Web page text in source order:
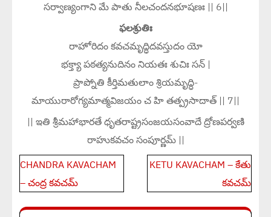
సర్వాణ్యంగాని మే పాతు నీలచందనభూషణః || 6||
ఫలశ్రుతిః
రాహోరిదం కవచమృద్ధిదవస్తుదం యో
భక్త్యా పఠత్యనుదినం నియతః శుచిః సన్ |
ప్రాప్నోతి కీర్తిమతులాం శ్రియమృద్ధి-
మాయురారోగ్యమాత్మవిజయం చ హి తత్ప్రసాదాత్ || 7||
|| ఇతి శ్రీమహాభారతే ధృతరాష్ట్రసంజయసంవాదే ద్రోణపర్వణి
రాహుకవచం సంపూర్ణమ్ ||
Post
navigation
CHANDRA KAVACHAM
– చంద్ర కవచమ్
KETU KAVACHAM – కేతు
కవచమ్